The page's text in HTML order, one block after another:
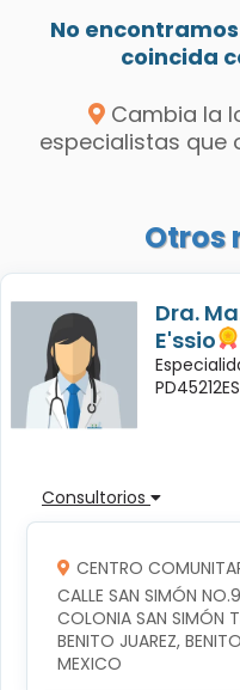
No
coincida
Cambia la
especialistas que
Otros
Dra.
E'ssio
Consultorios
CENTRO
CALLE SAN SIMÓN
COLONIA SAN SIMÓN
BENITO JUAREZ,
MEXICO